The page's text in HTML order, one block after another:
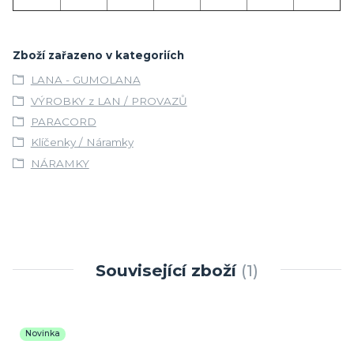
Zboží zařazeno v kategoriích
LANA - GUMOLANA
VÝROBKY z LAN / PROVAZŮ
PARACORD
Klíčenky / Náramky
NÁRAMKY
Související zboží 1
Novinka